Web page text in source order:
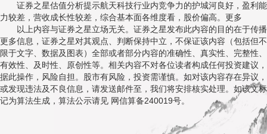
证券之星估值分析提示航天科技行业内竞争力的护城河良好，盈利能
力较差，营收成长性较差，综合基本面各维度看，股价偏高。更多
以上内容与证券之星立场无关。证券之星发布此内容的目的在于传播
更多信息，证券之星对其观点、判断保持中立，不保证该内容（包括但不
限于文字、数据及图表）全部或者部分内容的准确性、真实性、完整性、
有效性、及时性、原创性等。相关内容不对各位读者构成任何投资建议，
据此操作，风险自担。股市有风险，投资需谨慎。如对该内容存在异议，
或发现违法及不良信息，请发送邮件至，我们将安排核实处理。如该文标
记为算法生成，算法公示请见 网信算备240019号。